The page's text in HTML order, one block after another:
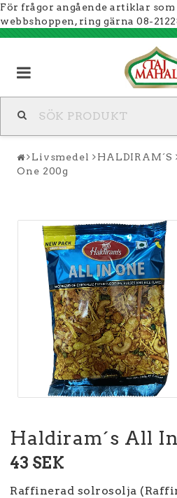
För frågor angående artiklar
webbshoppen, ring gärna 08-
Livsmedel HALDIRAM´S
One 200g
Haldiram´s All
43 SEK
Raffinerad solrosolja